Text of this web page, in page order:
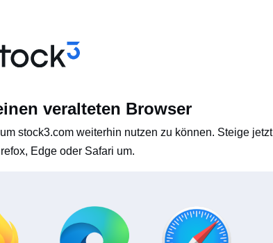
veralteten Browser
stock3.com weiterhin nutzen zu können. Steige jetzt
Edge oder Safari um.